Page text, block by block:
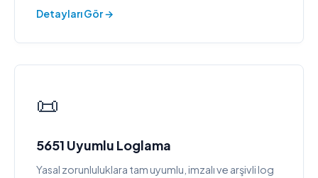
Detayları Gör →
📜
5651 Uyumlu Loglama
Yasal zorunluluklara tam uyumlu, imzalı ve arşivli log